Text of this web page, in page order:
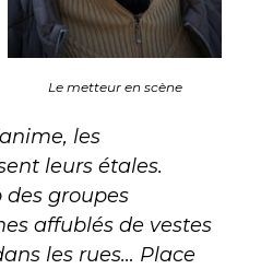
Le metteur en scène
les
leurs étales.
des groupes
affublés de vestes
les rues… Place